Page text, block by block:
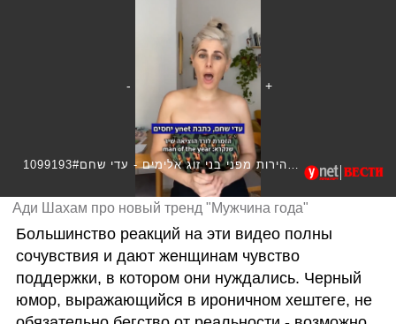
1099193#לצלילי הזמרת לורד: נשים מזהירות מפני בני זוג אלימים - עדי שחם
Ади Шахам про новый тренд "Мужчина года"
Большинство реакций на эти видео полны
сочувствия и дают женщинам чувство
поддержки, в котором они нуждались. Черный
юмор, выражающийся в ироничном хештеге, не